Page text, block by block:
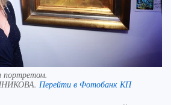
портретом.
Перейти в Фотобанк КП